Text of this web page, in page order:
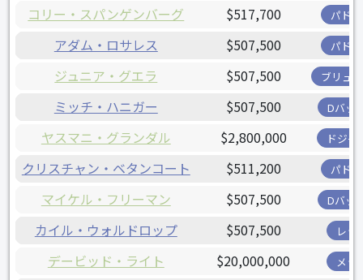
コリー・スパンゲンバーグ $517,700 パド
アダム・ロサレス $507,500 パド
ジュニア・グエラ $507,500 ブリュ
ミッチ・ハニガー $507,500 Dバッ
ヤスマニ・グランダル $2,800,000 ドジャ
クリスチャン・ベタンコート $511,200 パド
マイケル・フリーマン $507,500 Dバッ
カイル・ウォルドロップ $507,500 レッ
デービッド・ライト $20,000,000 メッ